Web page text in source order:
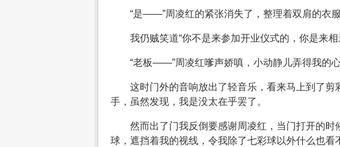
“是——”周凌红的紧张消失了，整理着双肩的衣
我仍贼笑道“你不是来参加开业仪式的，你是来相
“老板——”周凌红嗲声娇嗔，小动静儿弄得我的
这时门外的音响放出了轻音乐，看来马上到了
手，虽然发现，我是没太在乎罢了。
然而出了门我反倒要感谢周凌红，当门打开的
球，遮挡着我的视线，令我除了七彩球以外什么也看